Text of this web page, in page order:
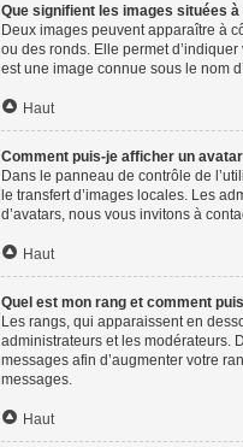
Que signifient les images situées
Deux images peuvent apparaître à
ou des ronds. Elle permet
est une image connue sous le nom
Haut
Comment puis-je afficher un
Dans le panneau de contrôle de
le transfert d’images locales. Les
d’avatars, nous vous invitons à
Haut
Quel est mon rang et comment
Les rangs, qui apparaissent en
administrateurs et les modérateurs.
messages afin d’augmenter votre
messages.
Haut